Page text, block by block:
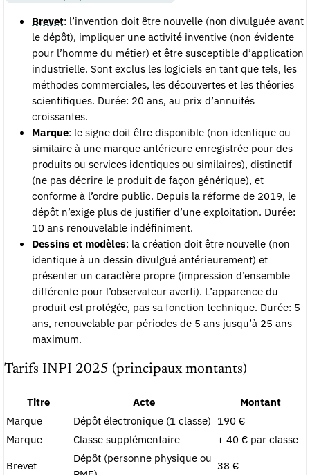
Brevet: l’invention doit être nouvelle (non divulguée avant
le dépôt), impliquer une activité inventive (non évidente
pour l’homme du métier) et être susceptible d’application
industrielle. Sont exclus les logiciels en tant que tels, les
méthodes commerciales, les découvertes et les théories
scientifiques. Durée: 20 ans, au prix d’annuités
croissantes.
Marque: le signe doit être disponible (non identique ou
similaire à une marque antérieure enregistrée pour des
produits ou services identiques ou similaires), distinctif
(ne pas décrire le produit de façon générique), et
conforme à l’ordre public. Depuis la réforme de 2019, le
dépôt n’exige plus de justifier d’une exploitation. Durée:
10 ans renouvelable indéfiniment.
Dessins et modèles: la création doit être nouvelle (non
identique à un dessin divulgué antérieurement) et
présenter un caractère propre (impression d’ensemble
différente pour l’observateur averti). L’apparence du
produit est protégée, pas sa fonction technique. Durée: 5
ans, renouvelable par périodes de 5 ans jusqu’à 25 ans
maximum.
Tarifs INPI 2025 (principaux montants)
Titre Acte
Montant
Marque
Dépôt électronique (1 classe) 190 €
Marque
Classe supplémentaire
+ 40 € par classe
Brevet
Dépôt (personne physique ou
38 €